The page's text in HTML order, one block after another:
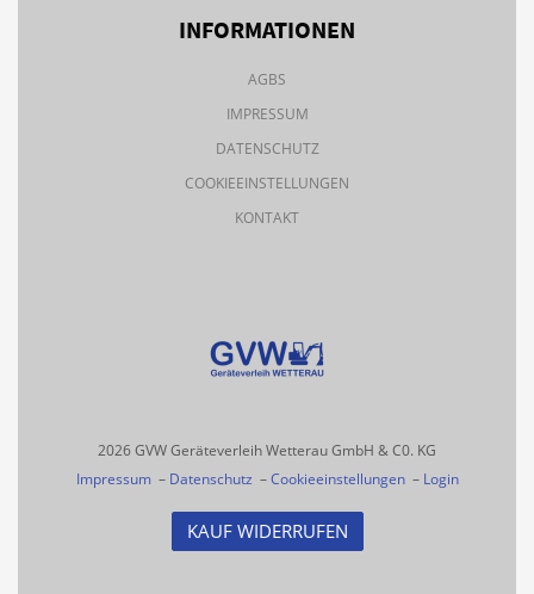
INFORMATIONEN
AGBS
IMPRESSUM
DATENSCHUTZ
COOKIEEINSTELLUNGEN
KONTAKT
2026 GVW Geräteverleih Wetterau GmbH & C0. KG
Impressum– Datenschutz –Cookieeinstellungen– Login
KAUF WIDERRUFEN